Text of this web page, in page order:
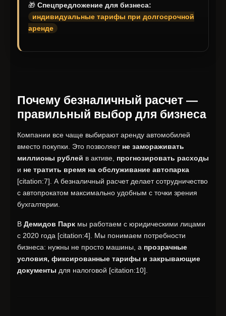
🎁 Спецпредложение для бизнеса:
индивидуальные тарифы при долгосрочной
аренде
Почему безналичный расчет —
правильный выбор для бизнеса
Компании все чаще выбирают аренду автомобилей
вместо покупки. Это позволяет не замораживать
миллионы рублей в активе, прогнозировать расходы
и не тратить время на обслуживание автопарка
[citation:7]. А безналичный расчет делает сотрудничество
с автопрокатом максимально удобным с точки зрения
бухгалтерии.
В Демидов Парк мы работаем с юридическими лицами
с 2020 года [citation:4]. Мы понимаем потребности
бизнеса: нужны не просто машины, а прозрачные
условия, фиксированные тарифы и закрывающие
документы для налоговой [citation:10].